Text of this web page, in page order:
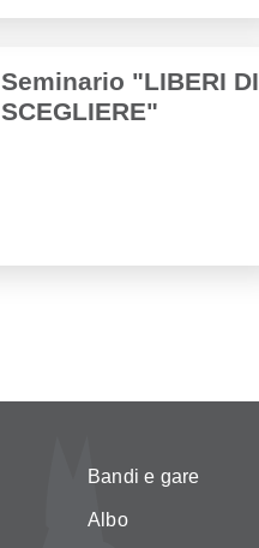
Seminario "LIBERI DI
SCEGLIERE"
Bandi e gare
Albo